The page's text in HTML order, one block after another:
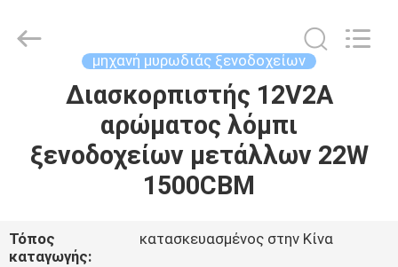
ΠΡΟΪΌΝΤΑ
ΕΜΕΊΣ
μηχανή μυρωδιάς ξενοδοχείων
Διασκορπιστής 12V2A
αρώματος λόμπι
ξενοδοχείων μετάλλων 22W
1500CBM
Τόπος
καταγωγής:
κατασκευασμένος στην Κίνα